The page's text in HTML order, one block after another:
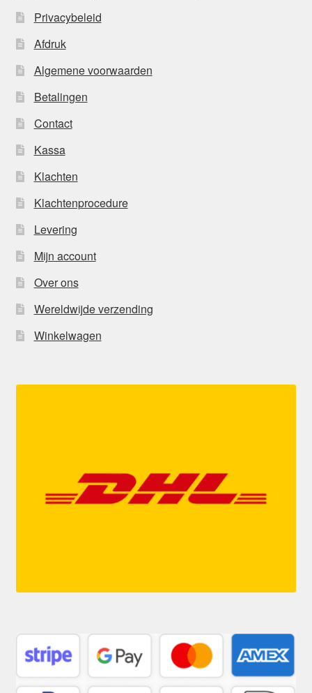
Privacybeleid
Afdruk
Algemene voorwaarden
Betalingen
Contact
Kassa
Klachten
Klachtenprocedure
Levering
Mijn account
Over ons
Wereldwijde verzending
Winkelwagen